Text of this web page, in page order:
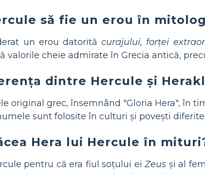
să fie un erou în
un erou datorităcurajului, forței
valorile cheie admirate în Grecia antică,
dintre Hercule și
original grec, însemnând "Gloria Hera", în
sunt folosite în culturi și povești diferite.
Hera lui Hercule în
pentru că era fiul soțului ei Zeus și al